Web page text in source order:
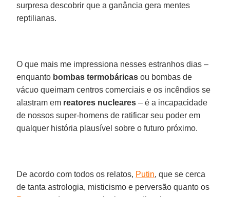
surpresa descobrir que a ganância gera mentes
reptilianas.
O que mais me impressiona nesses estranhos dias –
enquanto bombas termobáricas ou bombas de
vácuo queimam centros comerciais e os incêndios se
alastram em reatores nucleares – é a incapacidade
de nossos super-homens de ratificar seu poder em
qualquer história plausível sobre o futuro próximo.
De acordo com todos os relatos, Putin, que se cerca
de tanta astrologia, misticismo e perversão quanto os